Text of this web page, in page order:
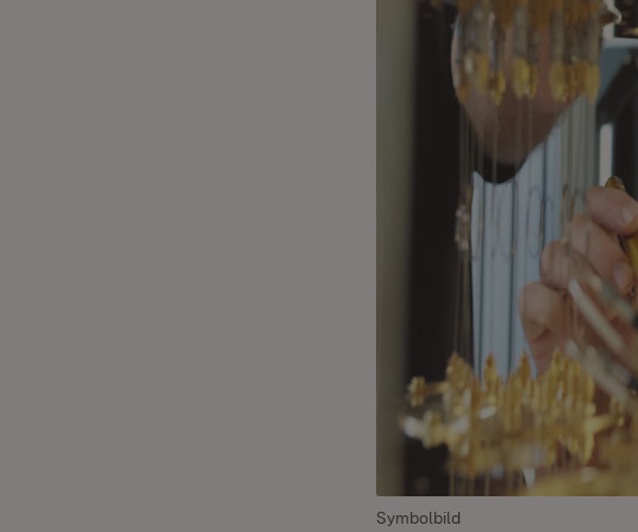
Symbolbild